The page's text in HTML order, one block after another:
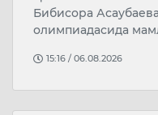
Бибисора
олимпиадасида
15:16 / 06.08.2026